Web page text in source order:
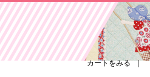
カートをみる｜